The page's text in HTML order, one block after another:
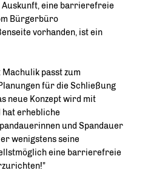
Auskunft, eine barrierefreie
Bürgerbüro
vorhanden, ist ein
passt zum
für die Schließung
neue Konzept wird mit
erhebliche
und Spandauer
wenigstens seine
eine barrierefreie